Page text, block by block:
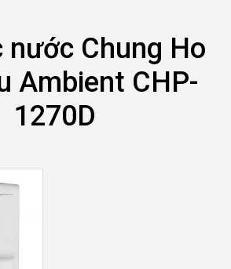
nước Chung Ho
Ambient CHP-
1270D